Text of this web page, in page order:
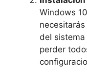
Windows
del
perder